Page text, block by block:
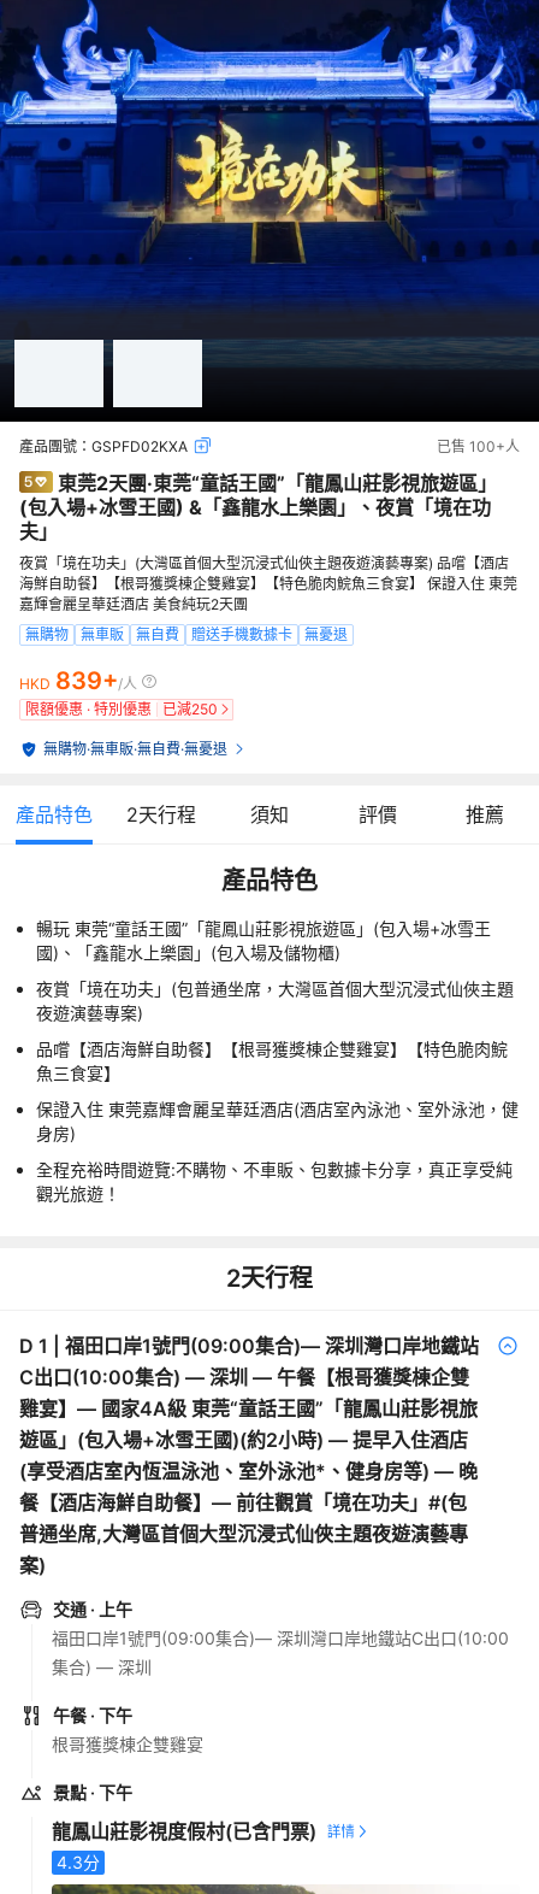
產品團號： GSPFD02KXA 已售 100+人
東莞2天團·東莞“童話王國”「龍鳳山莊影視旅遊區」
(包入場+冰雪王國) &「鑫龍水上樂園」、夜賞「境在功
夫」
夜賞「境在功夫」(大灣區首個大型沉浸式仙俠主題夜遊演藝專案) 品嚐【酒店
海鮮自助餐】【根哥獲獎棟企雙雞宴】【特色脆肉鯇魚三食宴】 保證入住 東莞
嘉輝會麗呈華廷酒店 美食純玩2天團
無購物
無車販 無自費 贈送手機數據卡 無憂退
HKD 839+/人
限額優惠 · 特別優惠
已減250
無購物·無車販·無自費·無憂退
產品特色 2天行程 須知 評價 推薦
產品特色
暢玩 東莞“童話王國”「龍鳳山莊影視旅遊區」(包入場+冰雪王
國)、「鑫龍水上樂園」(包入場及儲物櫃)
夜賞「境在功夫」(包普通坐席，大灣區首個大型沉浸式仙俠主題
夜遊演藝專案)
品嚐【酒店海鮮自助餐】【根哥獲獎棟企雙雞宴】【特色脆肉鯇
魚三食宴】
保證入住 東莞嘉輝會麗呈華廷酒店(酒店室內泳池、室外泳池，健
身房)
全程充裕時間遊覽:不購物、不車販、包數據卡分享，真正享受純
觀光旅遊！
2天行程
D 1
福田口岸1號門(09:00集合)— 深圳灣口岸地鐵站
C出口(10:00集合) — 深圳 — 午餐【根哥獲獎棟企雙
雞宴】— 國家4A級 東莞“童話王國”「龍鳳山莊影視旅
遊區」(包入場+冰雪王國)(約2小時) — 提早入住酒店
(享受酒店室內恆温泳池、室外泳池*、健身房等) — 晚
餐【酒店海鮮自助餐】— 前往觀賞「境在功夫」#(包
普通坐席,大灣區首個大型沉浸式仙俠主題夜遊演藝專
案)
交通 · 上午
福田口岸1號門(09:00集合)— 深圳灣口岸地鐵站C出口(10:00
集合) — 深圳
午餐 · 下午
根哥獲獎棟企雙雞宴
景點 · 下午
龍鳳山莊影視度假村(已含門票)
4.3分